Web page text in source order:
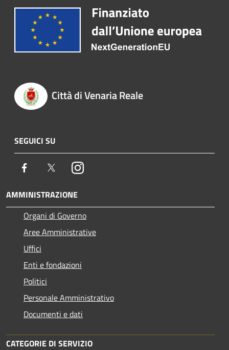
Città di Venaria Reale
SEGUICI SU
Facebook TwitterInstagram
AMMINISTRAZIONE
Organi di Governo
Aree Amministrative
Uffici
Enti e fondazioni
Politici
Personale Amministrativo
Documenti e dati
CATEGORIE DI SERVIZIO